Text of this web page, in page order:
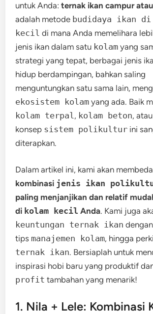
untuk Anda:ternak ikan campur
adalah metode budidaya ikan di
kecil di mana Anda memelihara
jenis ikan dalam satu kolam yang
strategi yang tepat, berbagai jenis
hidup berdampingan, bahkan saling
menguntungkan satu sama lain,
ekosistem kolam yang ada. Baik
kolam terpal, kolam beton,
konsep sistem polikultur ini
diterapkan.
Dalam artikel ini, kami akan
kombinasi jenis ikan
paling menjanjikan dan relatif
di kolam kecil Anda. Kami juga
keuntungan ternak ikan
tips manajemen kolam, hingga
ternak ikan. Bersiaplah untuk
inspirasi hobi baru yang produktif
profit tambahan yang menarik!
1. Nila + Lele: Kombinasi